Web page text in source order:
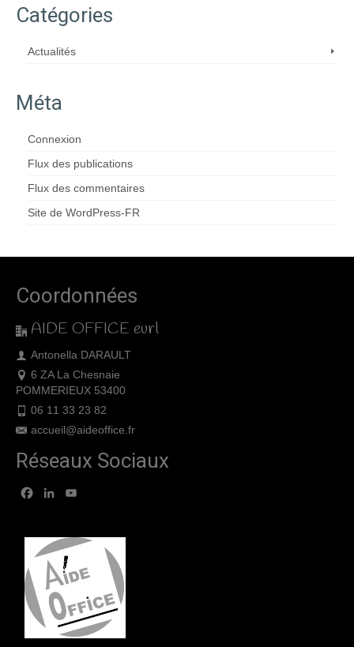
Catégories
Actualités
Méta
Connexion
Flux des publications
Flux des commentaires
Site de WordPress-FR
Coordonnées
AIDE OFFICE eurl
Antonella DARAULT
6 ZA La Chesnaie
POMMERIEUX 53400
06 11 33 23 82
accueil@aideoffice.fr
Réseaux Sociaux
Facebook
LinkedIn